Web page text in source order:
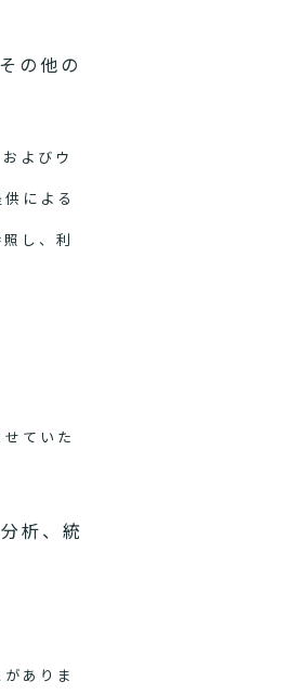
の他の
よびウ
による
し、利
ていた
析、統
ありま